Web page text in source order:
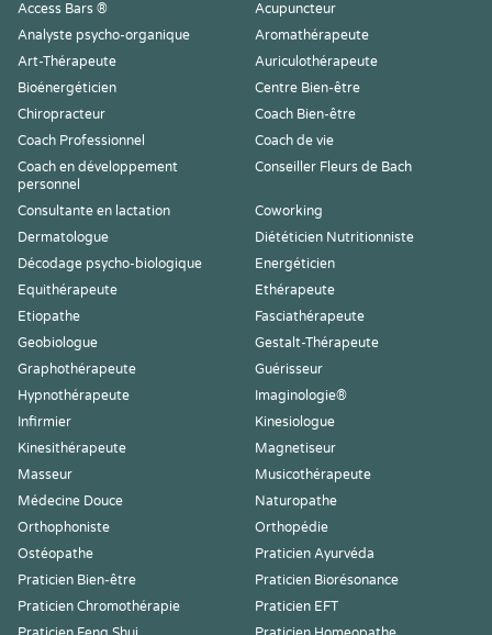
Access Bars ®
Acupuncteur
Analyste psycho-organique
Aromathérapeute
Art-Thérapeute
Auriculothérapeute
Bioénergéticien
Centre Bien-être
Chiropracteur
Coach Bien-être
Coach Professionnel
Coach de vie
Coach en développement
personnel
Conseiller Fleurs de Bach
Consultante en lactation
Coworking
Dermatologue
Diététicien Nutritionniste
Décodage psycho-biologique
Energéticien
Equithérapeute
Ethérapeute
Etiopathe
Fasciathérapeute
Geobiologue
Gestalt-Thérapeute
Graphothérapeute
Guérisseur
Hypnothérapeute
Imaginologie®
Infirmier
Kinesiologue
Kinesithérapeute
Magnetiseur
Masseur
Musicothérapeute
Médecine Douce
Naturopathe
Orthophoniste
Orthopédie
Ostéopathe
Praticien Ayurvéda
Praticien Bien-être
Praticien Biorésonance
Praticien Chromothérapie
Praticien EFT